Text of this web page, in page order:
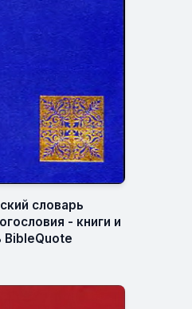
словарь
- книги и
BibleQuote